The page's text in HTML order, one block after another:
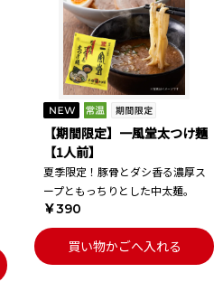
【期間限定】一風堂太つけ麺
【1人前】
夏季限定！豚骨とダシ香る濃厚ス
ープともっちりとした中太麺。
￥390
買い物かごへ入れる